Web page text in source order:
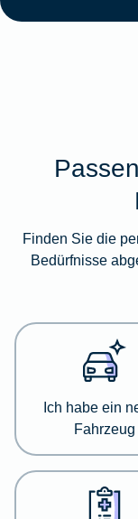
Sie
eine
verschiedene
haben
die
sich
Finden Sie die
Bedürfnisse
Ich habe ein
Fahrzeug